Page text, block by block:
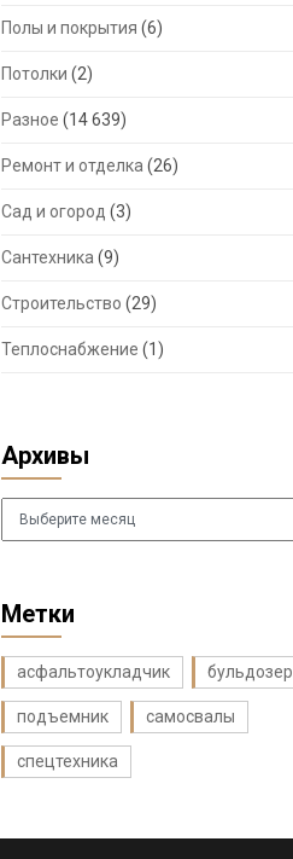
Полы и покрытия (6)
Потолки (2)
Разное (14 639)
Ремонт и отделка (26)
Сад и огород (3)
Сантехника (9)
Строительство (29)
Теплоснабжение (1)
Архивы
Архивы
Метки
асфальтоукладчик бульдозер
подъемник самосвалы
спецтехника